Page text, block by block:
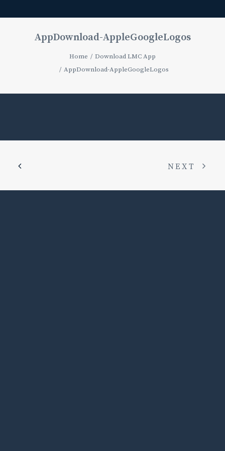
AppDownload-AppleGoogleLogos
Home
Download LMC App
AppDownload-AppleGoogleLogos
NEXT